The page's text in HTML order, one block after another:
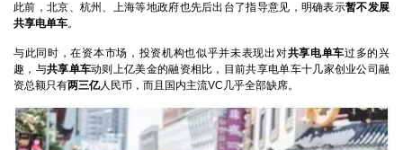
此前，北京、杭州、上海等地政府也先后出台了指导意见，明确表示暂不发展
共享电单车。
与此同时，在资本市场，投资机构也似乎并未表现出对共享电单车过多的兴
趣，与共享单车动则上亿美金的融资相比，目前共享电单车十几家创业公司融
资总额只有两三亿人民币，而且国内主流VC几乎全部缺席。